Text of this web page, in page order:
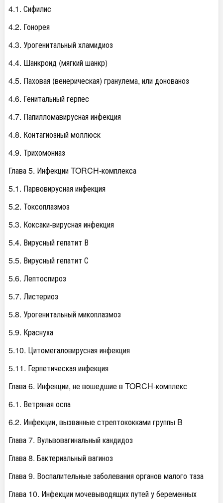
4.1. Сифилис
4.2. Гонорея
4.3. Урогенитальный хламидиоз
4.4. Шанкроид (мягкий шанкр)
4.5. Паховая (венерическая) гранулема, или донованоз
4.6. Генитальный герпес
4.7. Папилломавирусная инфекция
4.8. Контагиозный моллюск
4.9. Трихомониаз
Глава 5. Инфекции TORCH-комплекса
5.1. Парвовирусная инфекция
5.2. Токсоплазмоз
5.3. Коксаки-вирусная инфекция
5.4. Вирусный гепатит В
5.5. Вирусный гепатит С
5.6. Лептоспироз
5.7. Листериоз
5.8. Урогенитальный микоплазмоз
5.9. Краснуха
5.10. Цитомегаловирусная инфекция
5.11. Герпетическая инфекция
Глава 6. Инфекции, не вошедшие в TORCH-комплекс
6.1. Ветряная оспа
6.2. Инфекции, вызванные стрептококками группы B
Глава 7. Вульвовагинальный кандидоз
Глава 8. Бактериальный вагиноз
Глава 9. Воспалительные заболевания органов малого таза
Глава 10. Инфекции мочевыводящих путей у беременных